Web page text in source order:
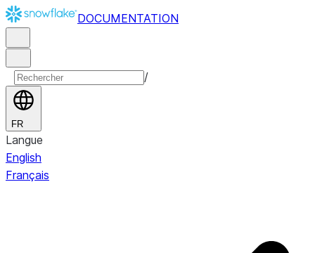
DOCUMENTATION
/
FR
Langue
English
Français